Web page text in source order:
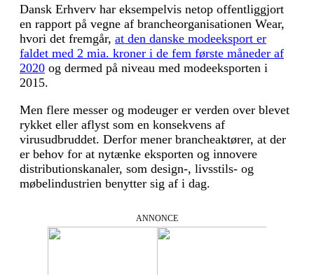
Dansk Erhverv har eksempelvis netop offentliggjort
en rapport på vegne af brancheorganisationen Wear,
hvori det fremgår, at den danske modeeksport er
faldet med 2 mia. kroner i de fem første måneder af
2020 og dermed på niveau med modeeksporten i
2015.
Men flere messer og modeuger er verden over blevet
rykket eller aflyst som en konsekvens af
virusudbruddet. Derfor mener brancheaktører, at der
er behov for at nytænke eksporten og innovere
distributionskanaler, som design-, livsstils- og
møbelindustrien benytter sig af i dag.
ANNONCE